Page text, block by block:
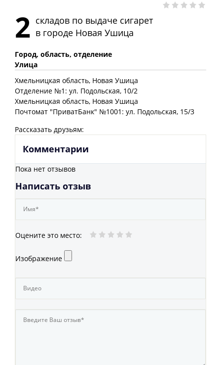
2 складов по выдаче сигарет
в городе Новая Ушица
Город, область, отделение
Улица
Хмельницкая область, Новая Ушица
Отделение №1: ул. Подольская, 10/2
Хмельницкая область, Новая Ушица
Почтомат "ПриватБанк" №1001: ул. Подольская, 15/3
Рассказать друзьям:
Комментарии
Пока нет отзывов
Написать отзыв
Оцените это место:
Изображение